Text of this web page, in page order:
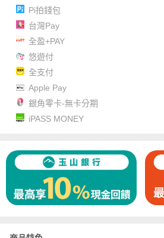
Pi拍錢包
台灣Pay
全盈+PAY
悠遊付
全支付
Apple Pay
銀角零卡-無卡分期
iPASS MONEY